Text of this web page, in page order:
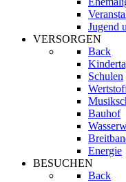
Jugend
VERSORGEN
Back
Schulen
Bauhof
Energie
BESUCHEN
Back